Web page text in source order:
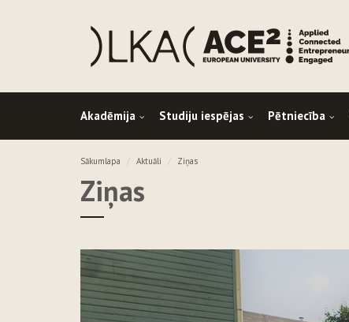
Akadēmija Studiju iespējas Pētniecība
Sākumlapa Aktuāli Ziņas
Ziņas